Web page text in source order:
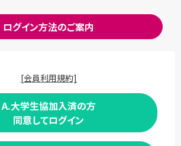
ログイン方法のご案内
[会員利用規約]
A.大学生協加入済の方
同意してログイン